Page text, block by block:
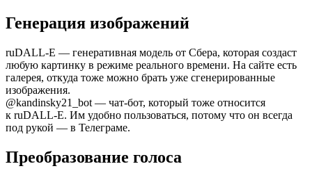
Генерация изображений
ruDALL-E — генеративная модель от Сбера, которая создаст
любую картинку в режиме реального времени. На сайте есть
галерея, откуда тоже можно брать уже сгенерированные
изображения.
@kandinsky21_bot — чат-бот, который тоже относится
к ruDALL-E. Им удобно пользоваться, потому что он всегда
под рукой — в Телеграме.
Преобразование голоса